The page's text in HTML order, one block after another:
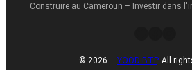
Construire au Cameroun – Investir dans
© 2026 – YOOD BTP. All